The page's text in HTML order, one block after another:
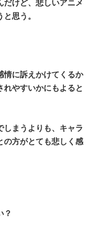
だけど、悲しいアニメ
思う。
情に訴えかけてくるか
れやすいかにもよると
しまうよりも、キャラ
の方がとても悲しく感
？